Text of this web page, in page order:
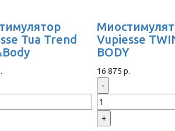
Tua Trend
Vupiesse
BODY
16 875 р.
-
+